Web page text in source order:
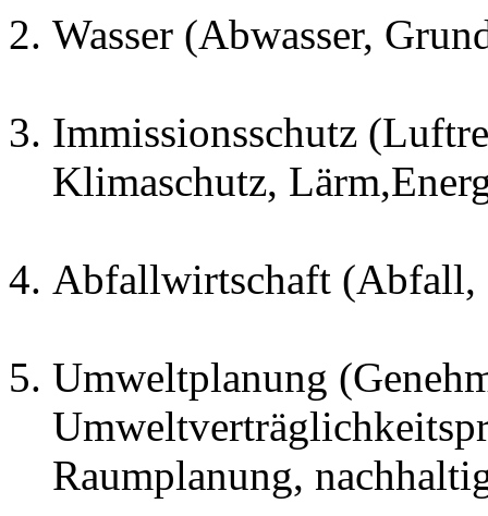
Wasser (Abwasser,
Immissionsschutz
Klimaschutz,
Abfallwirtschaft (Abfall,
Umweltplanung
Raumplanung,